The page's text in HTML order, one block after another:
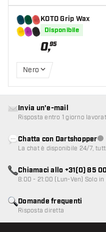
KOTO Grip Wax
Disponibile
0,95
Nero
Domande frequenti
Risposta diretta
Invia un'e-mail
Risposta entro 1 giorno
Chatta con Dartshopper
La chat è disponibile 24/7,
Chiamaci allo +31(0) 85
8:00 - 21:00 (Lun-Ven) Solo in